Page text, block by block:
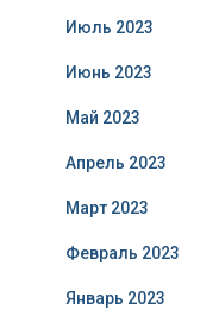
Июль 2023
Июнь 2023
Май 2023
Апрель 2023
Март 2023
Февраль 2023
Январь 2023